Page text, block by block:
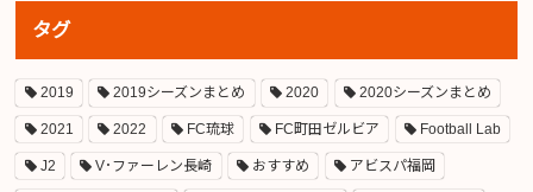
タグ
2019 2019シーズンまとめ 2020 2020シーズンまとめ
2021 2022 FC琉球 FC町田ゼルビア Football Lab
J2 V･ファーレン長崎 おすすめ アビスパ福岡